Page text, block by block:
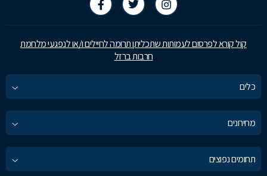
קול קורא לפרסום לעמותות שתכליתן תרומה לחיילים ו/או לנפגעי מלחמת
חרבות ברזל
כלים
מחירונים
תחומים נפוצים